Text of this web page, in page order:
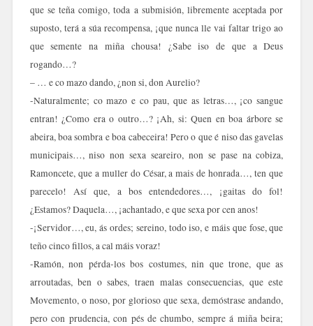
que se teña comigo, toda a submisión, libremente aceptada por
suposto, terá a súa recompensa, ¡que nunca lle vai faltar trigo ao
que semente na miña chousa! ¿Sabe iso de que a Deus
rogando…?
– … e co mazo dando, ¿non si, don Aurelio?
-Naturalmente; co mazo e co pau, que as letras…, ¡co sangue
entran! ¿Como era o outro…? ¡Ah, si: Quen en boa árbore se
abeira, boa sombra e boa cabeceira! Pero o que é niso das gavelas
municipais…, niso non sexa seareiro, non se pase na cobiza,
Ramoncete, que a muller do César, a mais de honrada…, ten que
parecelo! Así que, a bos entendedores…, ¡gaitas do fol!
¿Estamos? Daquela…, ¡achantado, e que sexa por cen anos!
-¡Servidor…, eu, ás ordes; sereino, todo iso, e máis que fose, que
teño cinco fillos, a cal máis voraz!
-Ramón, non pérda-los bos costumes, nin que trone, que as
arroutadas, ben o sabes, traen malas consecuencias, que este
Movemento, o noso, por glorioso que sexa, demóstrase andando,
pero con prudencia, con pés de chumbo, sempre á miña beira;